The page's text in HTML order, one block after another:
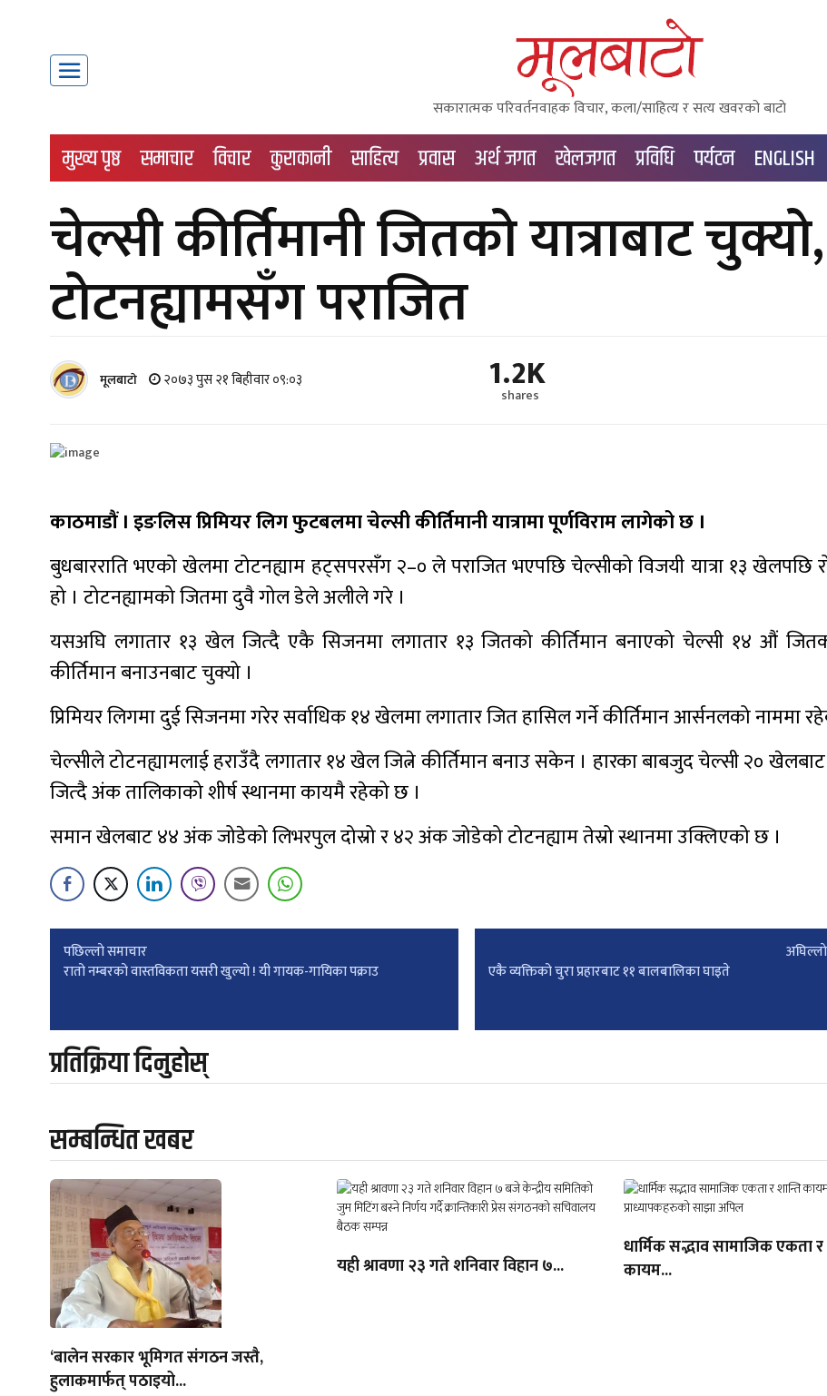
सकारात्मक परिवर्तनवाहक विचार, कला/साहित्य र सत्य खवरको बाटाे
मुख्य पृष्ठ समाचार विचार कुराकानी साहित्य प्रवास अर्थ जगत खेलजगत प्रविधि पर्यटन ENGLISH
चेल्सी कीर्तिमानी जितको यात्राबाट चुक्यो,
टोटनह्यामसँग पराजित
मूलबाटाे २०७३ पुस २१ बिहीवार ०९:०३ 1.2K
shares
काठमाडौं । इङलिस प्रिमियर लिग फुटबलमा चेल्सी कीर्तिमानी यात्रामा पूर्णविराम लागेको छ ।
बुधबारराति भएको खेलमा टोटनह्याम हट्सपरसँग २–० ले पराजित भएपछि चेल्सीको विजयी यात्रा १३ खेलपछि
हो । टोटनह्यामको जितमा दुवै गोल डेले अलीले गरे ।
यसअघि लगातार १३ खेल जित्दै एकै सिजनमा लगातार १३ जितको कीर्तिमान बनाएको चेल्सी १४ औं
कीर्तिमान बनाउनबाट चुक्यो ।
प्रिमियर लिगमा दुई सिजनमा गरेर सर्वाधिक १४ खेलमा लगातार जित हासिल गर्ने कीर्तिमान आर्सनलको नाममा
चेल्सीले टोटनह्यामलाई हराउँदै लगातार १४ खेल जित्ने कीर्तिमान बनाउ सकेन । हारका बाबजुद चेल्सी २०
जित्दै अंक तालिकाको शीर्ष स्थानमा कायमै रहेको छ ।
समान खेलबाट ४४ अंक जोडेको लिभरपुल दोस्रो र ४२ अंक जोडेको टोटनह्याम तेस्रो स्थानमा उक्लिएको छ ।
Post
पछिल्लाे समाचार
रातो नम्बरको वास्तविकता यसरी खुल्यो ! यी गायक-गायिका पक्राउ
एकै व्यक्तिको चुरा प्रहारबाट ११ बालबालिका घाइते
प्रतिक्रिया दिनुहोस्
सम्बन्धित खबर
‘बालेन सरकार भूमिगत संगठन जस्तै,
हुलाकमार्फत् पठाइयो...
यही श्रावणा २३ गते शनिवार विहान ७...
धार्मिक सद्भाव सामाजिक एकता र
कायम...